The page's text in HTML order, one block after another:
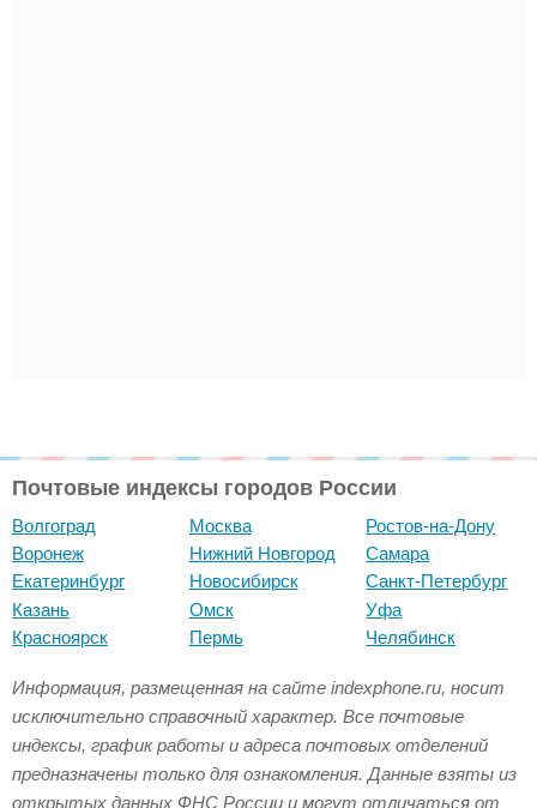
Почтовые индексы городов России
Волгоград
Воронеж
Екатеринбург
Казань
Красноярск
Москва
Нижний Новгород
Новосибирск
Омск
Пермь
Ростов-на-Дону
Самара
Санкт-Петербург
Уфа
Челябинск
Информация, размещенная на сайте indexphone.ru, носит
исключительно справочный характер. Все почтовые
индексы, график работы и адреса почтовых отделений
предназначены только для ознакомления. Данные взяты из
открытых данных ФНС России и могут отличаться от